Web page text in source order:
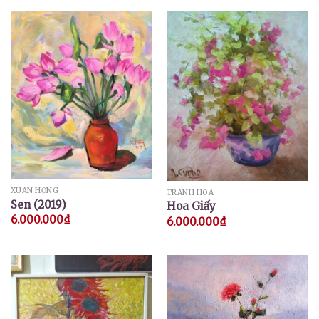
XUÂN HỒNG
Sen (2019)
6.000.000₫
TRANH HOA
Hoa Giấy
6.000.000₫